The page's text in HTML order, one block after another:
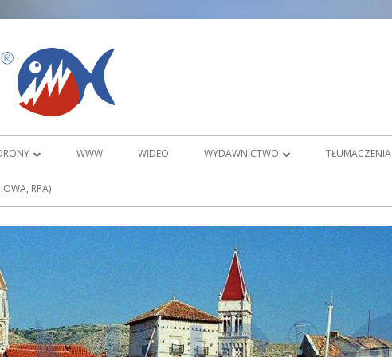
3D
ORTOFOTOMAPY
WWW WIDEO WYDAWNICTWO
KARATE TRADYCYJNE DVD KATA 2
ZAMÓWIENIA
WYDAWNICTWO
TŁUMACZENIA
RPA)